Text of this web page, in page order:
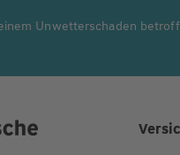
Unwetterschaden